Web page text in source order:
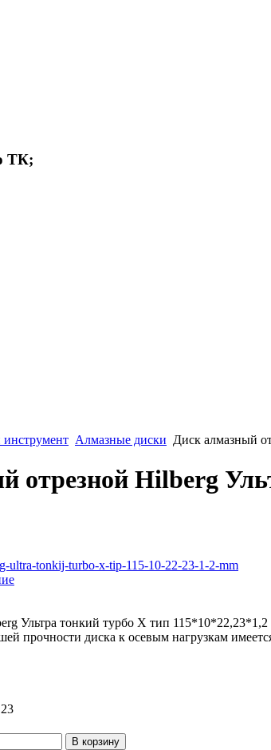
ТК;
Алмазные диски Диск алмазный
отрезной Hilberg
Ультра тонкий турбо X тип
прочности диска к осевым нагрузкам